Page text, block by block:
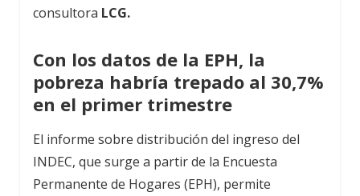
consultora LCG.
Con los datos de la EPH, la
pobreza habría trepado al 30,7%
en el primer trimestre
El informe sobre distribución del ingreso del
INDEC, que surge a partir de la Encuesta
Permanente de Hogares (EPH), permite